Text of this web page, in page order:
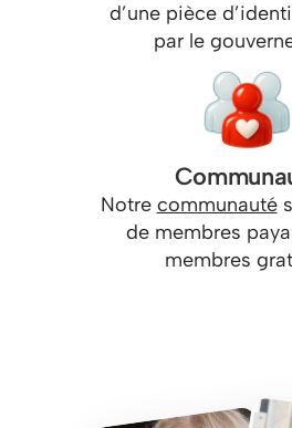
d’une pièce
par le
Notre communauté
de membres
membres